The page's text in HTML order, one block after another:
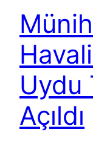
Münih
Uydu
Açıldı